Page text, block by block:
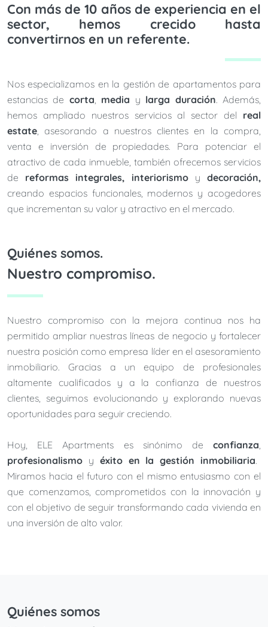
Con más de 10 años de experiencia en el
sector, hemos crecido hasta
convertirnos en un referente.
Nos especializamos en la gestión de apartamentos para
estancias de corta, media y larga duración. Además,
hemos ampliado nuestros servicios al sector del real
estate, asesorando a nuestros clientes en la compra,
venta e inversión de propiedades. Para potenciar el
atractivo de cada inmueble, también ofrecemos servicios
de reformas integrales, interiorismo ydecoración,
creando espacios funcionales, modernos y acogedores
que incrementan su valor y atractivo en el mercado.
Quiénes somos.
Nuestro compromiso.
Nuestro compromiso con la mejora continua nos ha
permitido ampliar nuestras líneas de negocio y fortalecer
nuestra posición como empresa líder en el asesoramiento
inmobiliario. Gracias a un equipo de profesionales
altamente cualificados y a la confianza de nuestros
clientes, seguimos evolucionando y explorando nuevas
oportunidades para seguir creciendo.
Hoy, ELE Apartments es sinónimo de confianza,
profesionalismo y éxito en la gestión inmobiliaria.
Miramos hacia el futuro con el mismo entusiasmo con el
que comenzamos, comprometidos con la innovación y
con el objetivo de seguir transformando cada vivienda en
una inversión de alto valor.
Quiénes somos